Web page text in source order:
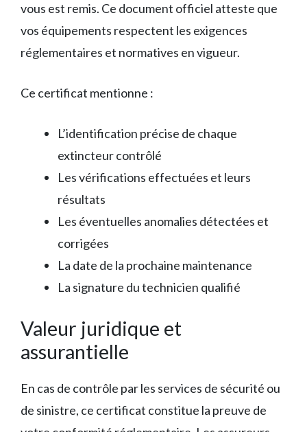
vous est remis. Ce document officiel atteste que
vos équipements respectent les exigences
réglementaires et normatives en vigueur.
Ce certificat mentionne :
L’identification précise de chaque
extincteur contrôlé
Les vérifications effectuées et leurs
résultats
Les éventuelles anomalies détectées et
corrigées
La date de la prochaine maintenance
La signature du technicien qualifié
Valeur juridique et
assurantielle
En cas de contrôle par les services de sécurité ou
de sinistre, ce certificat constitue la preuve de